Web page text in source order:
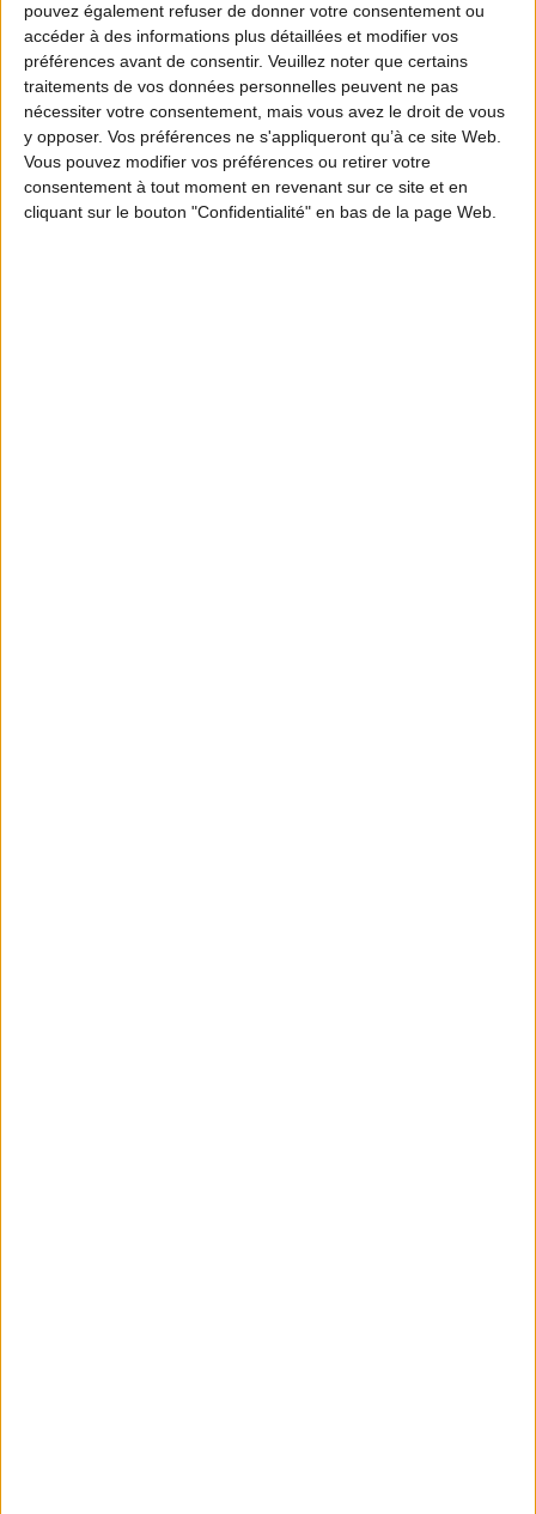
pouvez également refuser de donner votre consentement ou
accéder à des informations plus détaillées et modifier vos
préférences avant de consentir. Veuillez noter que certains
traitements de vos données personnelles peuvent ne pas
nécessiter votre consentement, mais vous avez le droit de vous
y opposer. Vos préférences ne s'appliqueront qu’à ce site Web.
Vous pouvez modifier vos préférences ou retirer votre
consentement à tout moment en revenant sur ce site et en
cliquant sur le bouton "Confidentialité" en bas de la page Web.